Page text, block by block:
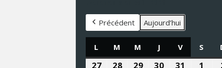
Précédent Aujourd’hui
L LUNDI
M MARDI
M MERCREDI
J JEUDIVVENDREDI
S
2727
2828
2929
30 31 1